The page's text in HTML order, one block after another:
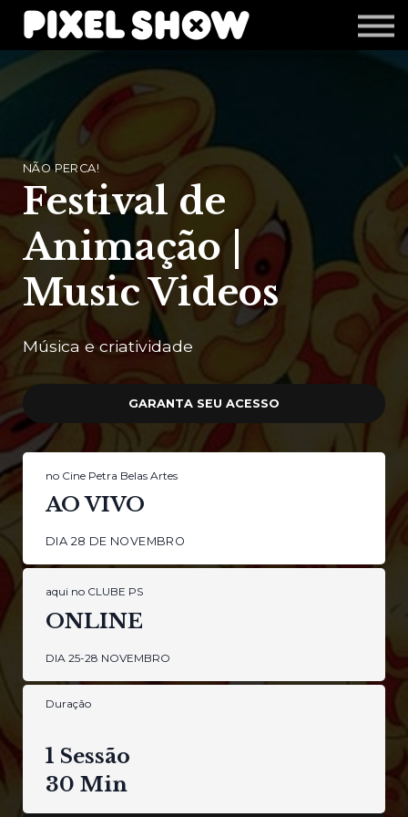
Shop
Revista Zupi
Editais
NÃO PERCA!
Festival de
Animação |
Music Videos
Música e criatividade
GARANTA SEU ACESSO
no Cine Petra Belas Artes
AO VIVO
DIA 28 DE NOVEMBRO
aqui no CLUBE PS
ONLINE
DIA 25-28 NOVEMBRO
Duração
1 Sessão
30 Min